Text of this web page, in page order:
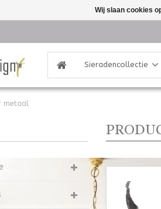
Sieradencollectie
metaal
Wij slaan cookies